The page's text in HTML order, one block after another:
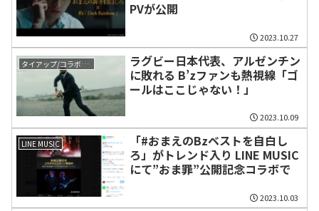
PVが公開
2023.10.27
タイアップ/コラボレーション
ラグビー日本代表、アルゼンチン
に敗れる B’zファンも熱視線「ゴ
ールはここじゃない！」
2023.10.09
LINE MUSIC
「#おまえのBzベストを自白し
ろ」がトレンド入り LINE MUSIC
にて”おま罪”公開記念コラボで
2023.10.03